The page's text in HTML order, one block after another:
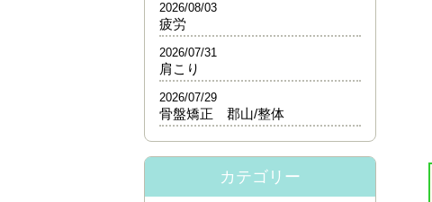
疲労
2026/08/03
肩こり
2026/07/31
骨盤矯正 郡山/整体
2026/07/29
カテゴリー